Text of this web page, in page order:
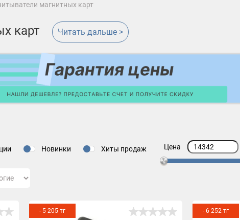
магнитных карт
карт Читать дальше >
Новинки Хиты продаж Цена
- 5 205 тг - 6 252 тг